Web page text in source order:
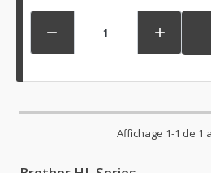
 
Affichage 1-1 de 1